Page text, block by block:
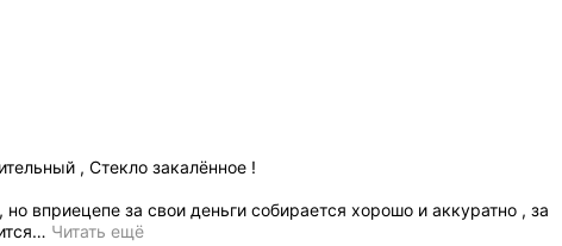
, Стекло закалённое !
но вприецепе за свои деньги собирается хорошо и аккуратно , за
… Читать ещё